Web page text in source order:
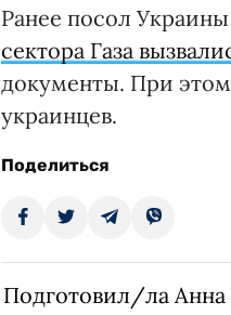
Ранее посол
сектора Газа
документы. При
украинцев.
Поделиться
Подготовил/ла